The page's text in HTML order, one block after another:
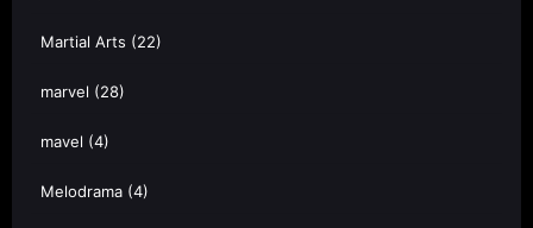
Martial Arts (22)
marvel (28)
mavel (4)
Melodrama (4)